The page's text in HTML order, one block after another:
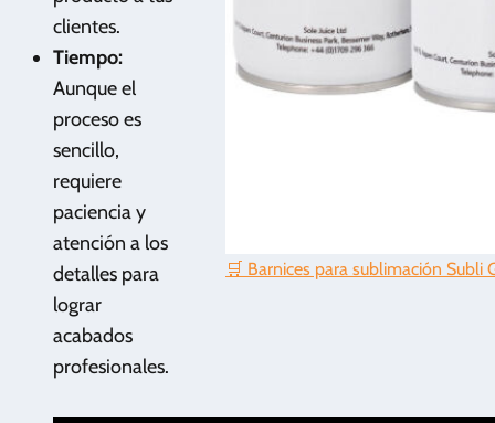
clientes.
Tiempo:
Aunque el
proceso es
sencillo,
requiere
paciencia y
atención a los
detalles para
lograr
acabados
profesionales.
🛒 Barnices para sublimación Subli